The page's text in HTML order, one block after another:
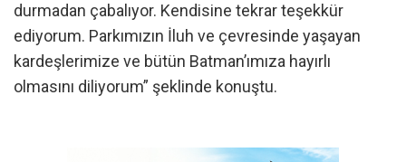
durmadan çabalıyor. Kendisine tekrar teşekkür
ediyorum. Parkımızın İluh ve çevresinde yaşayan
kardeşlerimize ve bütün Batman’ımıza hayırlı
olmasını diliyorum” şeklinde konuştu.